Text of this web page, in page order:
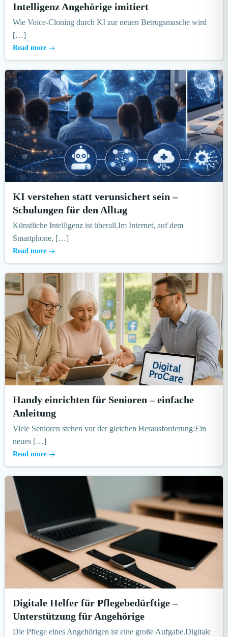
Intelligenz Angehörige imitiert
Wie Voice-Cloning durch KI zur neuen Betrugsmasche wird
[…]
Read more
KI verstehen statt verunsichert sein –
Schulungen für den Alltag
Künstliche Intelligenz ist überall.Im Internet, auf dem
Smartphone, […]
Read more
Handy einrichten für Senioren – einfache
Anleitung
Viele Senioren stehen vor der gleichen Herausforderung:Ein
neues […]
Read more
Digitale Helfer für Pflegebedürftige –
Unterstützung für Angehörige
Die Pflege eines Angehörigen ist eine große Aufgabe.Digitale